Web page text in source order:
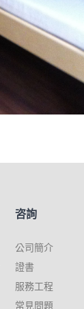
咨詢
公司簡介
證書
服務工程
常見問題